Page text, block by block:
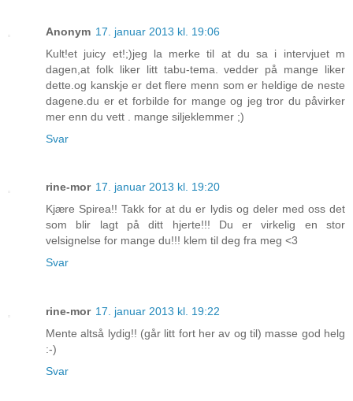
Anonym 17. januar 2013 kl. 19:06
Kult!et juicy et!;)jeg la merke til at du sa i intervjuet m
dagen,at folk liker litt tabu-tema. vedder på mange liker
dette.og kanskje er det flere menn som er heldige de neste
dagene.du er et forbilde for mange og jeg tror du påvirker
mer enn du vett . mange siljeklemmer ;)
Svar
rine-mor 17. januar 2013 kl. 19:20
Kjære Spirea!! Takk for at du er lydis og deler med oss det
som blir lagt på ditt hjerte!!! Du er virkelig en stor
velsignelse for mange du!!! klem til deg fra meg <3
Svar
rine-mor 17. januar 2013 kl. 19:22
Mente altså lydig!! (går litt fort her av og til) masse god helg
:-)
Svar